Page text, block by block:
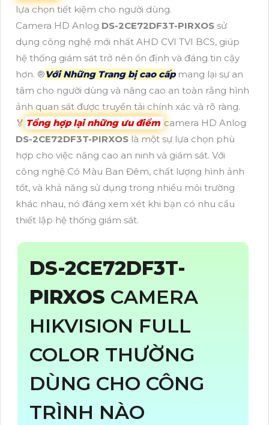
lựa chọn tiết kiệm cho người dùng.
Camera HD Anlog DS-2CE72DF3T-PIRXOS sử
dụng công nghệ mới nhất AHD CVI TVI BCS, giúp
hệ thống giám sát trở nên ổn định và đáng tin cậy
hơn. ®️Với Những Trang bị cao cấpmang lại sự an
tâm cho người dùng và nâng cao an toàn rằng hình
ảnh quan sát được truyền tải chính xác và rõ ràng.
️🏅 Tổng hợp lại những ưu điểm camera HD Anlog
DS-2CE72DF3T-PIRXOS là một sự lựa chọn phù
hợp cho việc nâng cao an ninh và giám sát. Với
công nghệ Có Màu Ban Đêm, chất lượng hình ảnh
tốt, và khả năng sử dụng trong nhiều môi trường
khác nhau, nó đáng xem xét khi bạn có nhu cầu
thiết lập hệ thống giám sát.
DS-2CE72DF3T-
PIRXOS CAMERA
HIKVISION FULL
COLOR THƯỜNG
DÙNG CHO CÔNG
TRÌNH NÀO